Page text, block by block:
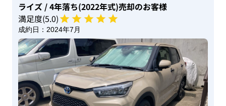
ライズ / 4年落ち(2022年式)売却のお客様
満足度(5.0)
成約日： 2024年7月